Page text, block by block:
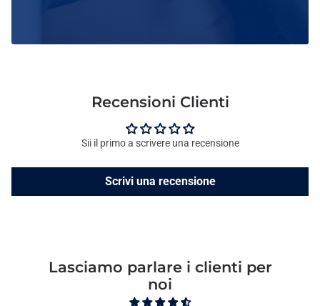
Recensioni Clienti
Sii il primo a scrivere una recensione
Scrivi una recensione
Lasciamo parlare i clienti per
noi